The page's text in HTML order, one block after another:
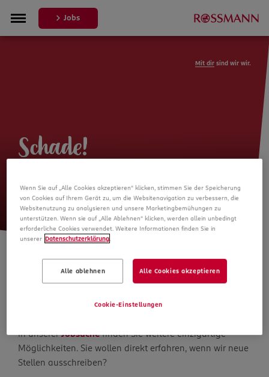
Jobs
Mit dir sind wir wir.
Schade!
mehr verfügbar
Die Suche geht weiter
In unsererJobsuchefinden Sie weitere einzigartige
Möglichkeiten. Sie wollen direkt erfahren, wenn wir neue
Stellen ausschreiben?
Wenn Sie auf „Alle Cookies akzeptieren“ klicken, stimmen Sie der Speicherung
von Cookies auf Ihrem Gerät zu, um die Websitenavigation zu verbessern, die
Websitenutzung zu analysieren und unsere Marketingbemühungen zu
unterstützen. Wenn sie auf „Alle Ablehnen“ klicken, werden allein unbedingt
erforderliche Cookies verwendet. Weitere Informationen finden Sie in
unserer Datenschutzerklärung
Alle ablehnen Alle Cookies akzeptieren
Cookie-Einstellungen